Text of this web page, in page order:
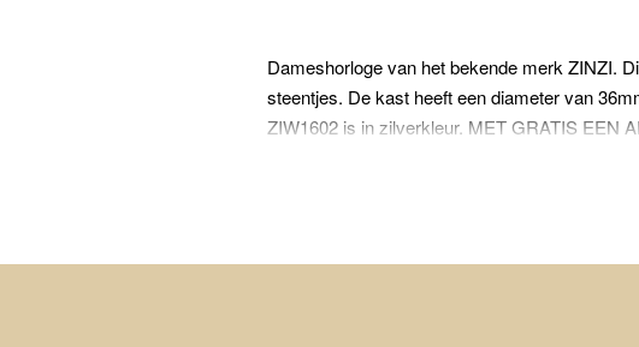
Dameshorloge van het bekende merk ZINZI.
steentjes. De kast heeft een diameter van
ZIW1602 is in zilverkleur. MET GRATIS EEN